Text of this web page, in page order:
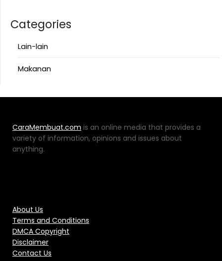
Categories
Lain-lain
Makanan
CaraMembuat.com is an online media that provides a
variety of information, opinions and issues about
anything.
About Us
Terms and Conditions
DMCA Copyright
Disclaimer
Contact Us